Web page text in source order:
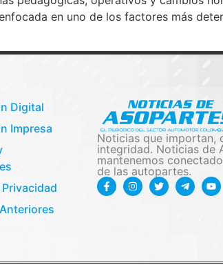
en uno de los factores más
Digital
Impresa
Noticias que importan,
integridad. Noticias de
mantenemos
de las autopartes.